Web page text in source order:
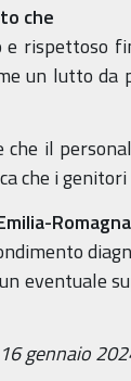
che
rispettoso
un lutto
il
che i
gennaio